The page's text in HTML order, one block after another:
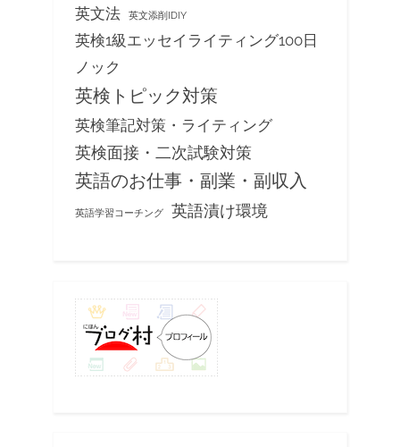
英文法 英文添削IDIY
英検1級エッセイライティング100日
ノック
英検トピック対策
英検筆記対策・ライティング
英検面接・二次試験対策
英語のお仕事・副業・副収入
英語学習コーチング 英語漬け環境